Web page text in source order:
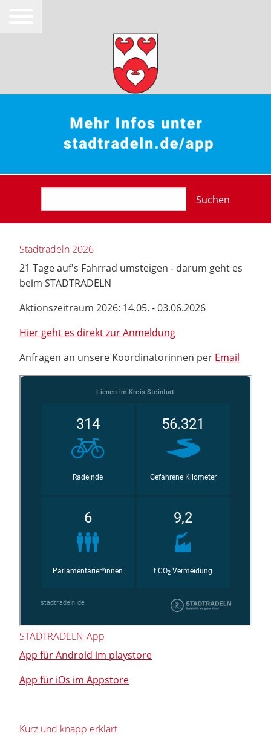
Suchen
Stadtradeln 2026
21 Tage auf's Fahrrad umsteigen - darum geht es
beim STADTRADELN
Aktionszeitraum 2026: 14.05. - 03.06.2026
Hier geht es direkt zur Anmeldung
Anfragen an unsere Koordinatorinnen per Email
STADTRADELN-App
App für Android im playstore
App für iOs im Appstore
Kurz und knapp erklärt